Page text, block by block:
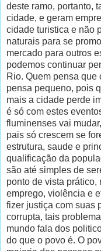
deste ramo, portanto,
cidade, e geram
cidade turistica e não
naturais para se
mercado para outros
podemos continuar
Rio. Quem pensa
pensa pequeno, pois
mais a cidade perde
é só com estes
fluminenses vai
pais só crescem se
estrutura, saude e
qualificação da
são até simples de
ponto de vista prático,
emprego, violência e
fizer justiça com suas
corrupta, tais
mundo fala dos
do que o povo é. O